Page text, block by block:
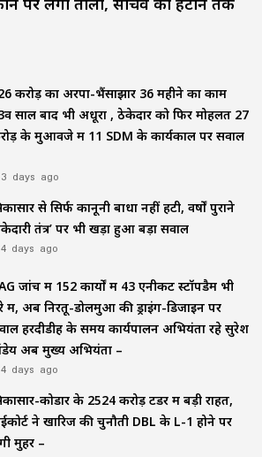
करोड़ का अरपा-भैंसाझार 36 महीने का काम
साल बाद भी अधूरा , ठेकेदार को फिर मोहलत ₹27
के मुआवजे में 11 SDM के कार्यकाल पर सवाल
3 days ago
से सिर्फ कानूनी बाधा नहीं हटी, वर्षों पुराने
तंत्र’ पर भी खड़ा हुआ बड़ा सवाल
4 days ago
जांच में 152 कार्यों में 43 एनीकट स्टॉपडैम भी
में, अब निरतू-डोलमुआ की ड्राइंग-डिजाइन पर
हरदीडीह के समय कार्यपालन अभियंता रहे सुरेश
अब मुख्य अभियंता –
4 days ago
कोडार के ₹2524 करोड़ टेंडर में बड़ी राहत,
ने खारिज की चुनौती DBL के L-1 होने पर
मुहर –